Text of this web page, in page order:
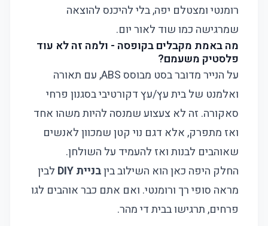
רומנטי ומצטלם יפה, בלי להיכנס להוצאה
שמרגישה כמו שוד לאור יום.
מה באמת מקבלים בקופסה - ולמה זה לא עוד
פלסטיק משעמם?
על הנייר מדובר בסט מבוסס ABS, עם תאורה
ואלמנט של בית עץ/עץ דקורטיבי בסגנון פרחי
סאקורה. זה לא צעצוע שמנסה להיות משהו אחד
ואז מתפרק, אלא דגם נוי קטן שמכוון לאנשים
שאוהבים לבנות ואז להעמיד על השולחן.
החלק היפה כאן הוא השילוב ביןבניית DIY
לבין
מראה סופי רך ורומנטי. ואם אתם כבר אוהבים לגו
פרחים, תרגישו בבית די מהר.